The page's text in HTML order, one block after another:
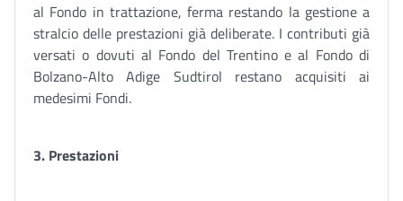
al Fondo in trattazione, ferma restando la gestione a
stralcio delle prestazioni già deliberate. I contributi già
versati o dovuti al Fondo del Trentino e al Fondo di
Bolzano-Alto Adige Sudtirol restano acquisiti ai
medesimi Fondi.
3. Prestazioni